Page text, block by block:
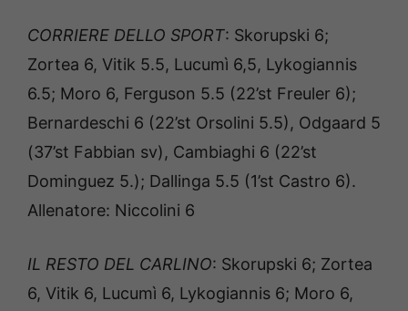
CORRIERE DELLO SPORT: Skorupski 6;
Zortea 6, Vitik 5.5, Lucumì 6,5, Lykogiannis
6.5; Moro 6, Ferguson 5.5 (22’st Freuler 6);
Bernardeschi 6 (22’st Orsolini 5.5), Odgaard 5
(37’st Fabbian sv), Cambiaghi 6 (22’st
Dominguez 5.); Dallinga 5.5 (1’st Castro 6).
Allenatore: Niccolini 6
IL RESTO DEL CARLINO: Skorupski 6; Zortea
6, Vitik 6, Lucumì 6, Lykogiannis 6; Moro 6,